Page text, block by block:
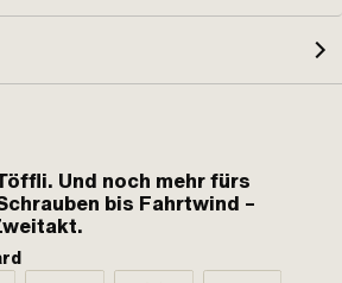
Und noch mehr fürs
bis Fahrtwind –